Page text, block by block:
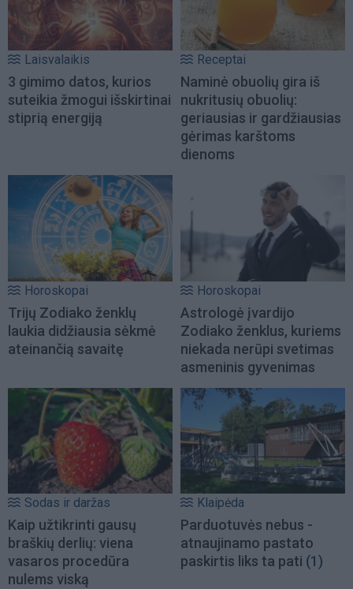
Laisvalaikis
3 gimimo datos, kurios
suteikia žmogui išskirtinai
stiprią energiją
Receptai
Naminė obuolių gira iš
nukritusių obuolių:
geriausias ir gardžiausias
gėrimas karštoms
dienoms
Horoskopai
Trijų Zodiako ženklų
laukia didžiausia sėkmė
ateinančią savaitę
Horoskopai
Astrologė įvardijo
Zodiako ženklus, kuriems
niekada nerūpi svetimas
asmeninis gyvenimas
Sodas ir daržas
Kaip užtikrinti gausų
braškių derlių: viena
vasaros procedūra
nulems viską
Klaipėda
Parduotuvės nebus -
atnaujinamo pastato
paskirtis liks ta pati (1)